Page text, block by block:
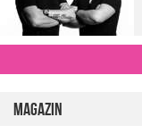
Magazin